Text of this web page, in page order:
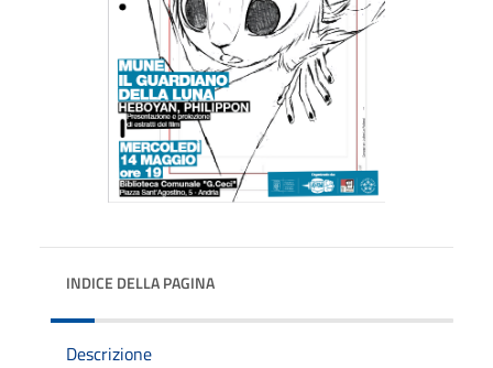
INDICE DELLA PAGINA
Descrizione